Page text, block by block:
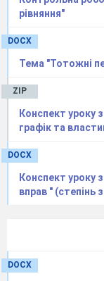
число на
Рисунок 2
квадратах.
За
правильну
визначить
щоб утворилась
рівняння"
DOCX
Тема "Тотожні
ZIP
Конспект уроку
графік та
DOCX
Конспект уроку
вправ " (степінь
DOCX